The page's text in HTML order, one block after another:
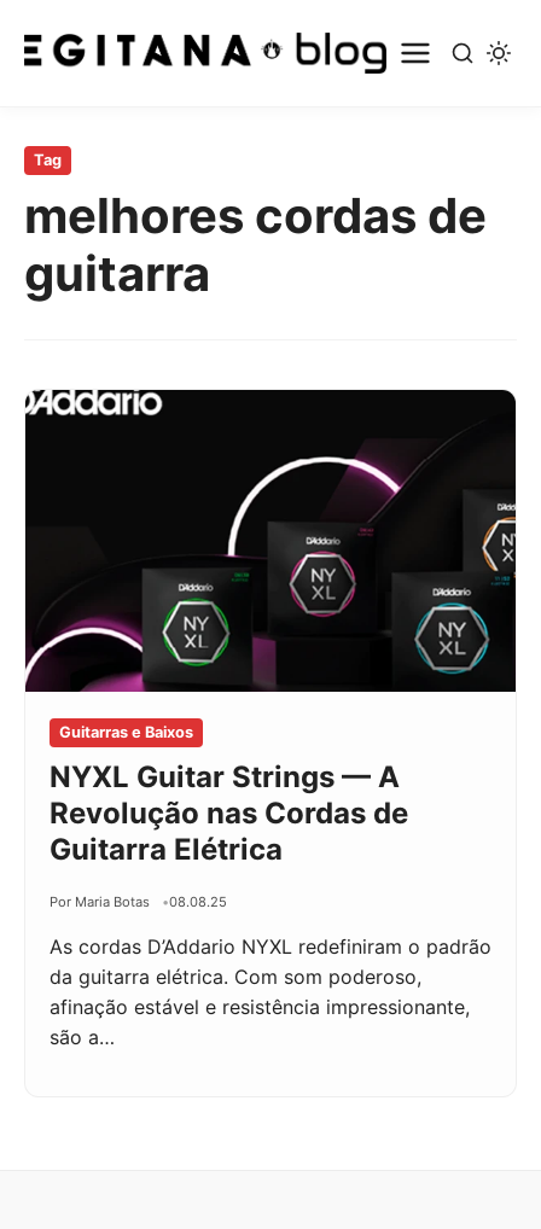
para
conteúdo
principal
Tag
melhores cordas de
guitarra
Guitarras e Baixos
NYXL Guitar Strings — A
Revolução nas Cordas de
Guitarra Elétrica
Por Maria Botas 08.08.25
As cordas D’Addario NYXL redefiniram o padrão
da guitarra elétrica. Com som poderoso,
afinação estável e resistência impressionante,
são a…